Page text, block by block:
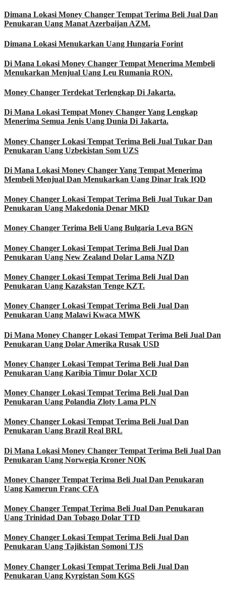
Dimana Lokasi Money Changer Tempat Terima Beli Jual Dan
Penukaran Uang Manat Azerbaijan AZM.
Dimana Lokasi Menukarkan Uang Hungaria Forint
Di Mana Lokasi Money Changer Tempat Menerima Membeli
Menukarkan Menjual Uang Leu Rumania RON.
Money Changer Terdekat Terlengkap Di Jakarta.
Di Mana Lokasi Tempat Money Changer Yang Lengkap
Menerima Semua Jenis Uang Dunia Di Jakarta.
Money Changer Lokasi Tempat Terima Beli Jual Tukar Dan
Penukaran Uang Uzbekistan Som UZS
Di Mana Lokasi Money Changer Yang Tempat Menerima
Membeli Menjual Dan Menukarkan Uang Dinar Irak IQD
Money Changer Lokasi Tempat Terima Beli Jual Tukar Dan
Penukaran Uang Makedonia Denar MKD
Money Changer Terima Beli Uang Bulgaria Leva BGN
Money Changer Lokasi Tempat Terima Beli Jual Dan
Penukaran Uang New Zealand Dolar Lama NZD
Money Changer Lokasi Tempat Terima Beli Jual Dan
Penukaran Uang Kazakstan Tenge KZT.
Money Changer Lokasi Tempat Terima Beli Jual Dan
Penukaran Uang Malawi Kwaca MWK
Di Mana Money Changer Lokasi Tempat Terima Beli Jual Dan
Penukaran Uang Dolar Amerika Rusak USD
Money Changer Lokasi Tempat Terima Beli Jual Dan
Penukaran Uang Karibia Timur Dolar XCD
Money Changer Lokasi Tempat Terima Beli Jual Dan
Penukaran Uang Polandia Zloty Lama PLN
Money Changer Lokasi Tempat Terima Beli Jual Dan
Penukaran Uang Brazil Real BRL
Di Mana Lokasi Money Changer Tempat Terima Beli Jual Dan
Penukaran Uang Norwegia Kroner NOK
Money Changer Tempat Terima Beli Jual Dan Penukaran
Uang Kamerun Franc CFA
Money Changer Tempat Terima Beli Jual Dan Penukaran
Uang Trinidad Dan Tobago Dolar TTD
Money Changer Lokasi Tempat Terima Beli Jual Dan
Penukaran Uang Tajikistan Somoni TJS
Money Changer Lokasi Tempat Terima Beli Jual Dan
Penukaran Uang Kyrgistan Som KGS